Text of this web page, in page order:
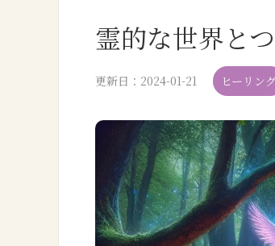
霊的な世界と
更新日： 2024-01-21 ヒーリン